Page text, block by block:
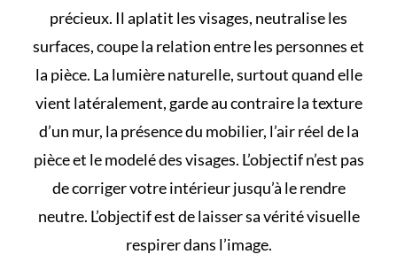
précieux. Il aplatit les visages, neutralise les
surfaces, coupe la relation entre les personnes et
la pièce. La lumière naturelle, surtout quand elle
vient latéralement, garde au contraire la texture
d’un mur, la présence du mobilier, l’air réel de la
pièce et le modelé des visages. L’objectif n’est pas
de corriger votre intérieur jusqu’à le rendre
neutre. L’objectif est de laisser sa vérité visuelle
respirer dans l’image.